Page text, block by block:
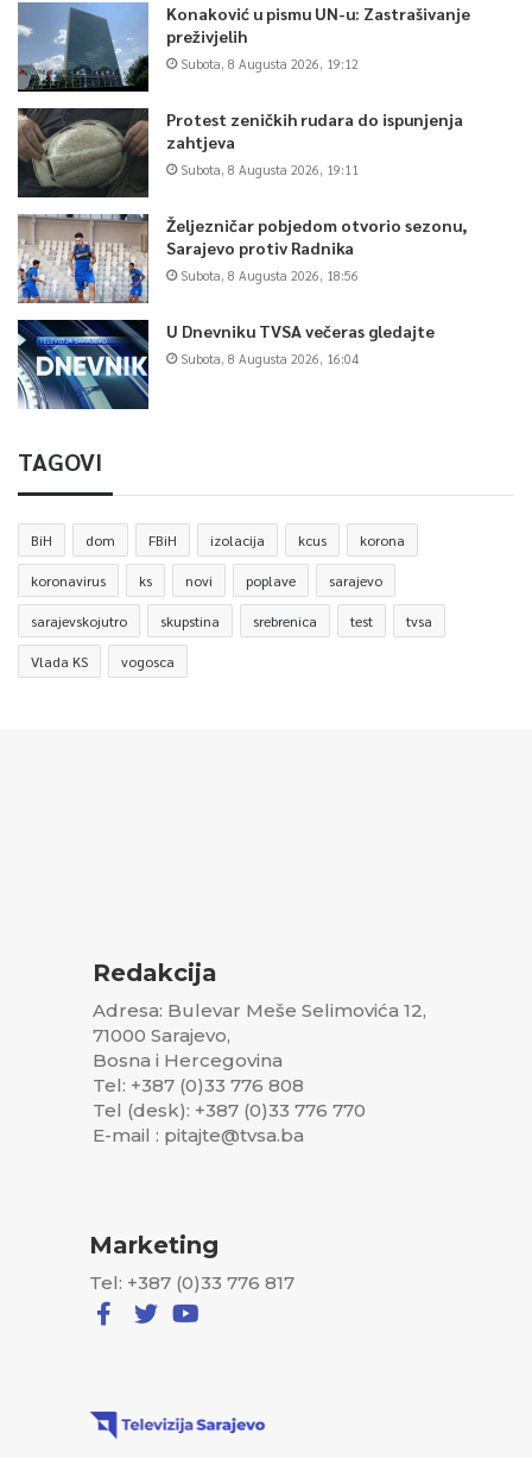
Konaković u pismu UN-u: Zastrašivanje
preživjelih
Subota, 8 Augusta 2026, 19:12
Protest zeničkih rudara do ispunjenja
zahtjeva
Subota, 8 Augusta 2026, 19:11
Željezničar pobjedom otvorio sezonu,
Sarajevo protiv Radnika
Subota, 8 Augusta 2026, 18:56
U Dnevniku TVSA večeras gledajte
Subota, 8 Augusta 2026, 16:04
TAGOVI
BiH dom FBiH izolacija kcus korona
koronavirus ks novi poplave sarajevo
sarajevskojutro skupstina srebrenica test tvsa
Vlada KS vogosca
Redakcija
Adresa: Bulevar Meše Selimovića 12,
71000 Sarajevo,
Bosna i Hercegovina
Tel: +387 (0)33 776 808
Tel (desk): +387 (0)33 776 770
E-mail : pitajte@tvsa.ba
Marketing
Tel: +387 (0)33 776 817